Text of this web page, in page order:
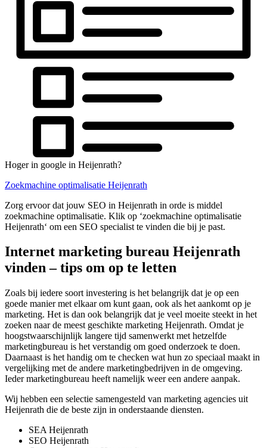
Hoger in google in Heijenrath?
Zoekmachine optimalisatie Heijenrath
Zorg ervoor dat jouw SEO in Heijenrath in orde is middel
zoekmachine optimalisatie. Klik op ‘zoekmachine optimalisatie
Heijenrath‘ om een SEO specialist te vinden die bij je past.
Internet marketing bureau Heijenrath
vinden – tips om op te letten
Zoals bij iedere soort investering is het belangrijk dat je op een
goede manier met elkaar om kunt gaan, ook als het aankomt op je
marketing. Het is dan ook belangrijk dat je veel moeite steekt in het
zoeken naar de meest geschikte marketing Heijenrath. Omdat je
hoogstwaarschijnlijk langere tijd samenwerkt met hetzelfde
marketingbureau is het verstandig om goed onderzoek te doen.
Daarnaast is het handig om te checken wat hun zo speciaal maakt in
vergelijking met de andere marketingbedrijven in de omgeving.
Ieder marketingbureau heeft namelijk weer een andere aanpak.
Wij hebben een selectie samengesteld van marketing agencies uit
Heijenrath die de beste zijn in onderstaande diensten.
SEA Heijenrath
SEO Heijenrath